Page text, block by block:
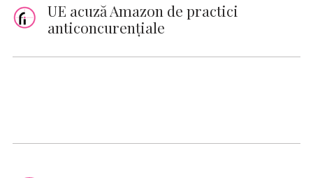
UE acuză Amazon de practici
anticoncurenţiale